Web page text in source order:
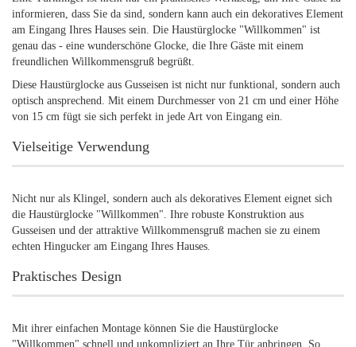
informieren, dass Sie da sind, sondern kann auch ein dekoratives Element
am Eingang Ihres Hauses sein. Die Haustürglocke "Willkommen" ist
genau das - eine wunderschöne Glocke, die Ihre Gäste mit einem
freundlichen Willkommensgruß begrüßt.
Diese Haustürglocke aus Gusseisen ist nicht nur funktional, sondern auch
optisch ansprechend. Mit einem Durchmesser von 21 cm und einer Höhe
von 15 cm fügt sie sich perfekt in jede Art von Eingang ein.
Vielseitige Verwendung
Nicht nur als Klingel, sondern auch als dekoratives Element eignet sich
die Haustürglocke "Willkommen". Ihre robuste Konstruktion aus
Gusseisen und der attraktive Willkommensgruß machen sie zu einem
echten Hingucker am Eingang Ihres Hauses.
Praktisches Design
Mit ihrer einfachen Montage können Sie die Haustürglocke
"Willkommen" schnell und unkompliziert an Ihre Tür anbringen. So